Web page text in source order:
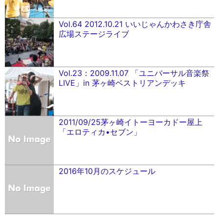
Vol.64 2012.10.21 いいじゃんかわさき庁舎
広場ステージライブ
Vol.23：2009.11.07 「ユニバーサル音楽祭
LIVE」in 茅ヶ崎ベストリアンデッキ
2011/09/25茅ヶ崎イトーヨーカドー屋上
「エロティカ•セブン」
2016年10月のスケジュール